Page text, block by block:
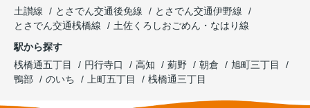
土讃線
とさでん交通後免線
とさでん交通伊野線
とさでん交通桟橋線
土佐くろしおごめん・なはり線
駅から探す
桟橋通五丁目
円行寺口 高知 薊野 朝倉
旭町三丁目
鴨部
のいち 上町五丁目 桟橋通三丁目